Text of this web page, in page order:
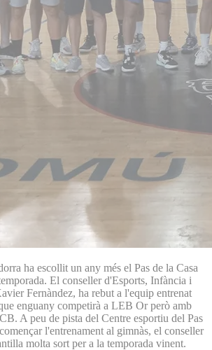
ha escollit un any més el Pas de la Casa
El conseller d'Esports, Infància i
Fernàndez, ha rebut a l'equip entrenat
enguany competirà a LEB Or però amb
A peu de pista del Centre esportiu del Pas
l'entrenament al gimnàs, el conseller
molta sort per a la temporada vinent.